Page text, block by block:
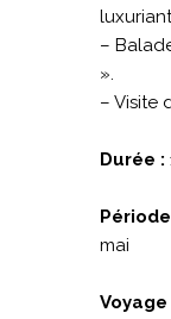
–
».
– Visite
Durée :
mai